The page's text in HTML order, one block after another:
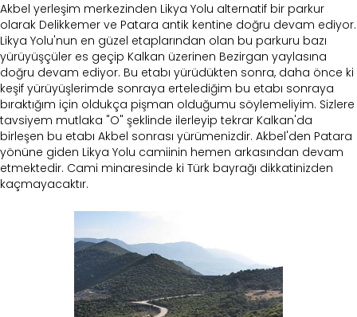
Akbel yerleşim merkezinden Likya Yolu alternatif bir parkur
olarak Delikkemer ve Patara antik kentine doğru devam ediyor.
Likya Yolu'nun en güzel etaplarından olan bu parkuru bazı
yürüyüşçüler es geçip Kalkan üzerinen Bezirgan yaylasına
doğru devam ediyor. Bu etabı yürüdükten sonra, daha önce ki
keşif yürüyüşlerimde sonraya ertelediğim bu etabı sonraya
bıraktığım için oldukça pişman olduğumu söylemeliyim. Sizlere
tavsiyem mutlaka "O" şeklinde ilerleyip tekrar Kalkan'da
birleşen bu etabı Akbel sonrası yürümenizdir. Akbel'den Patara
yönüne giden Likya Yolu camiinin hemen arkasından devam
etmektedir. Cami minaresinde ki Türk bayrağı dikkatinizden
kaçmayacaktır.